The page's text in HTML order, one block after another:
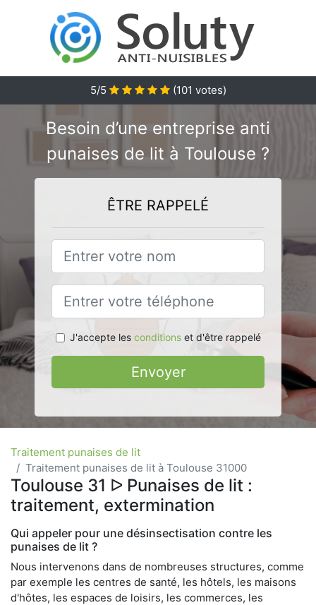
5/5 (101 votes)
Besoin d’une entreprise anti
punaises de lit à Toulouse ?
ÊTRE RAPPELÉ
J'accepte les conditionset d'être rappelé
Envoyer
Traitement punaises de lit
Traitement punaises de lit à Toulouse 31000
Toulouse 31 ᐅ Punaises de lit :
traitement, extermination
Qui appeler pour une désinsectisation contre les
punaises de lit ?
Nous intervenons dans de nombreuses structures, comme
par exemple les centres de santé, les hôtels, les maisons
d'hôtes, les espaces de loisirs, les commerces, les